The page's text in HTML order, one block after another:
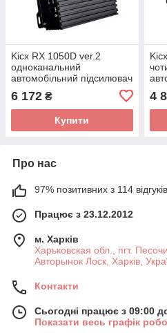
Kicx RX 1050D ver.2
одноканальний
автомобільний підсилювач
6 172 ₴
Купити
4
Про нас
97% позитивних з 114
Працює з 23.12.2012
м. Харків
Харьковская обл., пгт.
Авторынок Лоск, Харків,
Контакти
Сьогодні працює з 09:00
Показати весь графік